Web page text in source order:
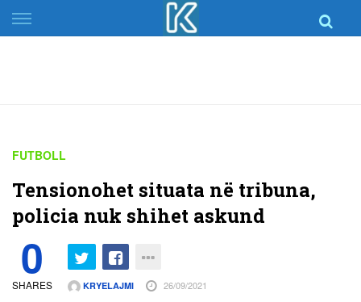
Skip
to
FUTBOLL
Tensionohet situata në tribuna,
policia nuk shihet askund
0
SHARES KRYELAJMI 26/09/2021